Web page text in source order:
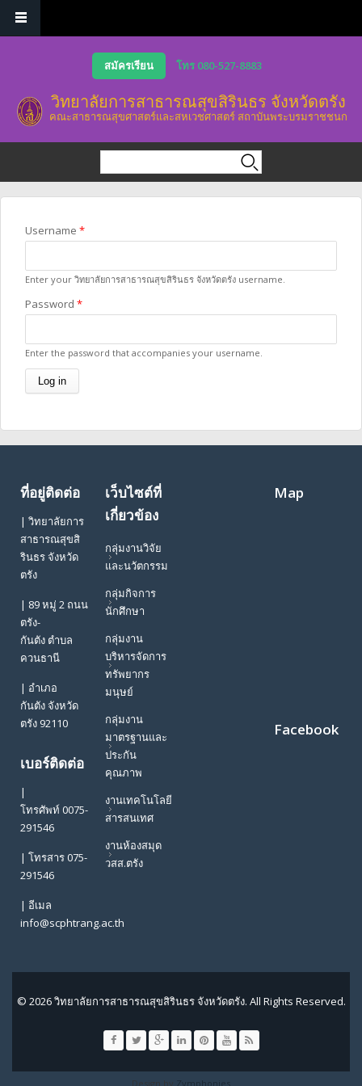
สมัครเรียน
โทร 080-527-8883
วิทยาลัยการสาธารณสุขสิรินธร จังหวัดตรัง
คณะสาธารณสุขศาสตร์และสหเวชศาสตร์ สถาบันพระบรมราชชนก
You are here
Username *
Enter your วิทยาลัยการสาธารณสุขสิรินธร จังหวัดตรัง username.
Password *
Enter the password that accompanies your username.
ที่อยู่ติดต่อ
| วิทยาลัยการ
สาธารณสุขสิ
รินธร จังหวัด
ตรัง
| 89 หมู่ 2 ถนน
ตรัง-
กันตัง ตำบล
ควนธานี
| อำเภอ
กันตัง จังหวัด
ตรัง 92110
เบอร์ติดต่อ
|
โทรศัพท์ 0075-
291546
| โทรสาร 075-
291546
| อีเมล
info@scphtrang.ac.th
เว็บไซต์ที่
เกี่ยวข้อง
กลุ่มงานวิจัย
และนวัตกรรม
กลุ่มกิจการ
นักศึกษา
กลุ่มงาน
บริหารจัดการ
ทรัพยากร
มนุษย์
กลุ่มงาน
มาตรฐานและ
ประกัน
คุณภาพ
งานเทคโนโลยี
สารสนเทศ
งานห้องสมุด
วสส.ตรัง
Map
Facebook
© 2026 วิทยาลัยการสาธารณสุขสิรินธร จังหวัดตรัง. All Rights Reserved.
Design by Zymphonies